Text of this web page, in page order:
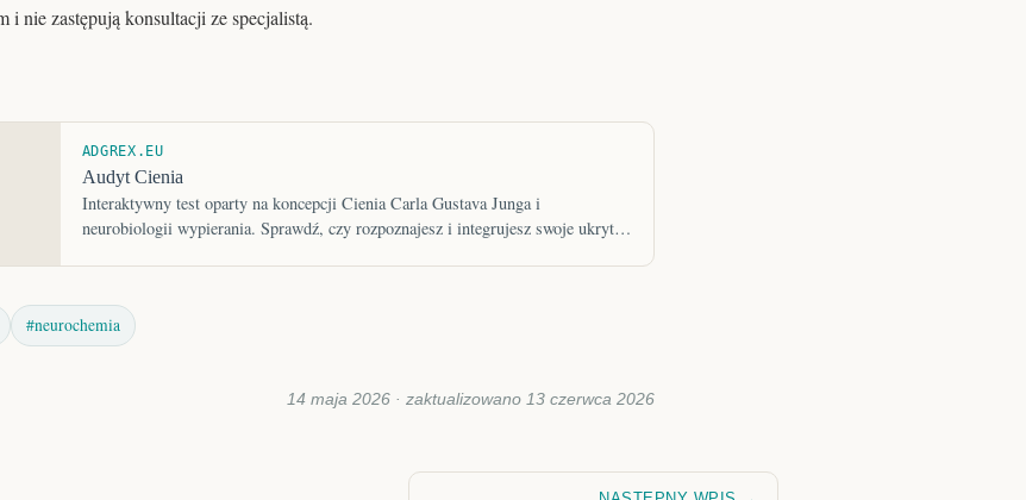
i nie zastępują konsultacji ze specjalistą.
ADGREX.EU
Audyt Cienia
Interaktywny test oparty na koncepcji Cienia Carla Gustava Junga i
neurobiologii wypierania. Sprawdź, czy rozpoznajesz i integrujesz swoje ukryte
#neurochemia
14 maja 2026 · zaktualizowano 13 czerwca 2026